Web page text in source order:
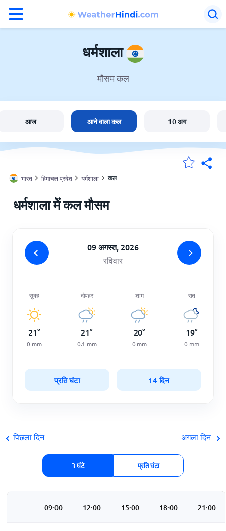
मेंरी लोकेशन
होम
धर्मशाला
मौसम कल
आज आने वाला कल 10 अग
भारत हिमाचल प्रदेश धर्मशाला कल
धर्मशाला में कल मौसम
09 अगस्त, 2026
रविवार
सुबह
21°
0 mm
दोपहर
21°
0.1 mm
शाम
20°
0 mm
रात
19°
0 mm
प्रति घंटा 14 दिन
पिछला दिन
3 घंटे प्रति घंटा
अगला दिन
09:00 12:00 15:00 18:00 21:00